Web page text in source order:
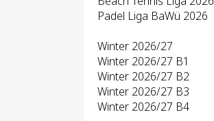
Padel Liga BaWü 2026
Winter 2026/27
Winter 2026/27 B1
Winter 2026/27 B2
Winter 2026/27 B3
Winter 2026/27 B4